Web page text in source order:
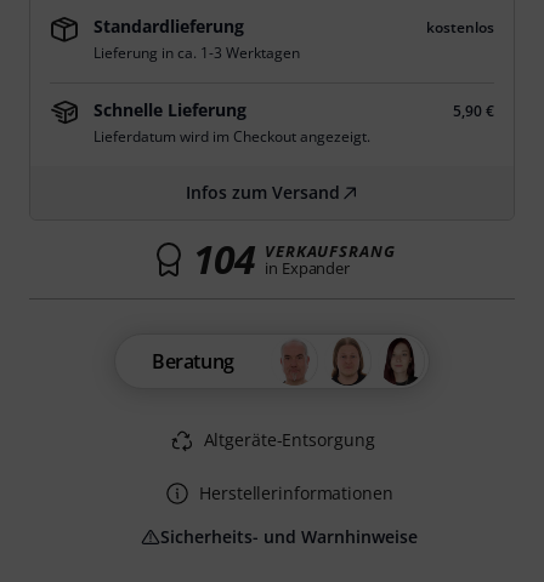
Standardlieferung
kostenlos
Lieferung in ca. 1-3 Werktagen
Schnelle Lieferung
5,90 €
Lieferdatum wird im Checkout angezeigt.
Infos zum Versand
104 VERKAUFSRANG
in Expander
Beratung
Altgeräte-Entsorgung
Herstellerinformationen
Sicherheits- und Warnhinweise